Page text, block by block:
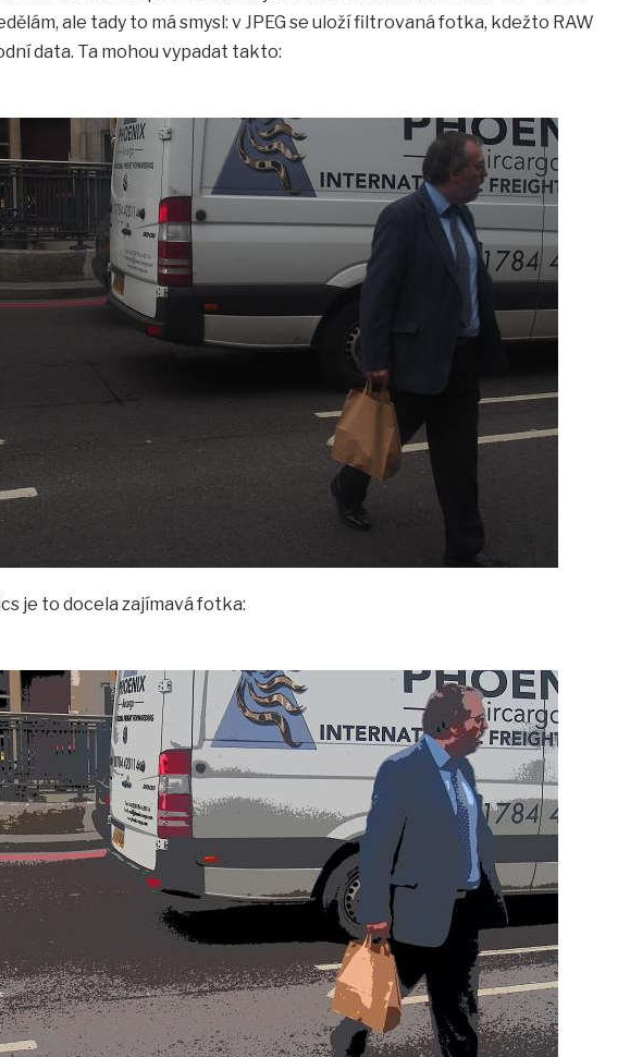
ale tady to má smysl: v JPEG se uloží filtrovaná fotka, kdežto RAW
data. Ta mohou vypadat takto:
je to docela zajímavá fotka: